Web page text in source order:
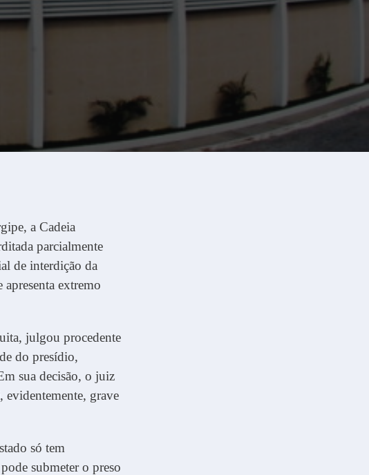
a Cadeia
parcialmente
de interdição da
extremo
julgou procedente
do presídio,
sua decisão, o juiz
evidentemente, grave
só tem
submeter o preso